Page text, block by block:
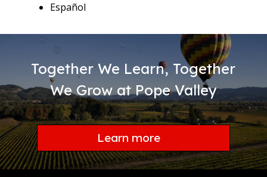
Español
Together We Learn, Together
We Grow at Pope Valley
Learn more